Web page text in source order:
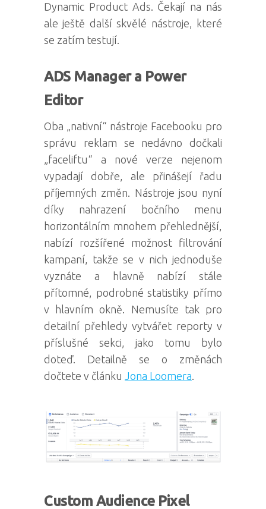
Dynamic Product Ads. Čekají na nás
ale ještě další skvělé nástroje, které
se zatím testují.
ADS Manager a Power
Editor
Oba „nativní“ nástroje Facebooku pro
správu reklam se nedávno dočkali
„faceliftu“ a nové verze nejenom
vypadají dobře, ale přinášejí řadu
příjemných změn. Nástroje jsou nyní
díky nahrazení bočního menu
horizontálním mnohem přehlednější,
nabízí rozšířené možnost filtrování
kampaní, takže se v nich jednoduše
vyznáte a hlavně nabízí stále
přítomné, podrobné statistiky přímo
v hlavním okně. Nemusíte tak pro
detailní přehledy vytvářet reporty v
příslušné sekci, jako tomu bylo
doteď. Detailně se o změnách
dočtete v článku Jona Loomera.
Custom Audience Pixel